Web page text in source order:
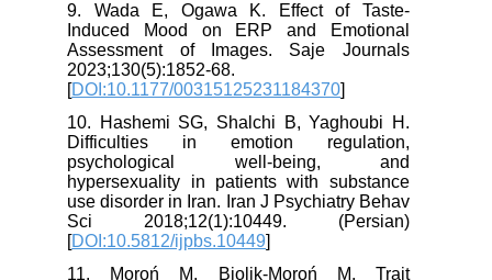
9. Wada E, Ogawa K. Effect of Taste-
Induced Mood on ERP and Emotional
Assessment of Images. Saje Journals
2023;130(5):1852-68.
[DOI:10.1177/00315125231184370
10. Hashemi SG, Shalchi B, Yaghoubi H.
Difficulties in emotion regulation,
psychological well-being, and
hypersexuality in patients with substance
use disorder in Iran. Iran J Psychiatry Behav
Sci 2018;12(1):10449. (Persian)
[DOI:10.5812/ijpbs.10449
11. Moroń M, Biolik-Moroń M. Trait